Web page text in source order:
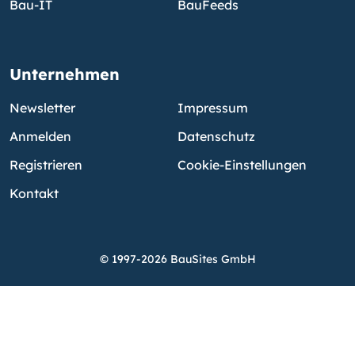
Bau-IT
BauFeeds
Unternehmen
Newsletter
Anmelden
Registrieren
Kontakt
Impressum
Datenschutz
Cookie-Einstellungen
© 1997-2026 BauSites GmbH